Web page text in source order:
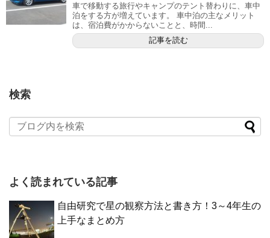
車で移動する旅行やキャンプのテント替わりに、車中
泊をする方が増えています。 車中泊の主なメリット
は、宿泊費がかからないことと、時間...
記事を読む
検索
よく読まれている記事
自由研究で星の観察方法と書き方！3～4年生の
上手なまとめ方